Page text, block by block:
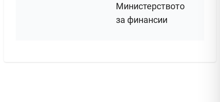
Министерството
за финансии